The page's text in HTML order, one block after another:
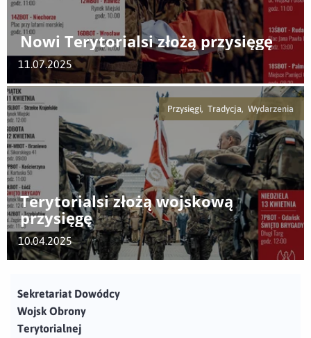
Nowi Terytorialsi złożą przysięgę
11.07.2025
Przysięgi, Tradycja, Wydarzenia
Terytorialsi złożą wojskową
przysięgę
10.04.2025
Sekretariat Dowódcy
Wojsk Obrony
Terytorialnej